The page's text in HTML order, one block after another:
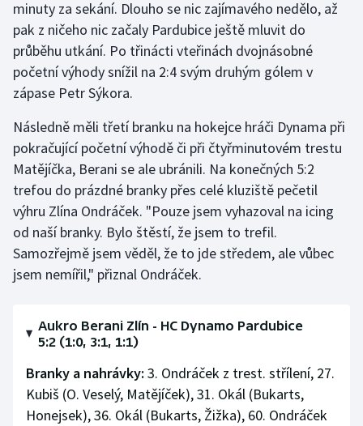
minuty za sekání. Dlouho se nic zajímavého nedělo, až
pak z ničeho nic začaly Pardubice ještě mluvit do
průběhu utkání. Po třinácti vteřinách dvojnásobné
početní výhody snížil na 2:4 svým druhým gólem v
zápase Petr Sýkora.
Následně měli třetí branku na hokejce hráči Dynama při
pokračující početní výhodě či při čtyřminutovém trestu
Matějíčka, Berani se ale ubránili. Na konečných 5:2
trefou do prázdné branky přes celé kluziště pečetil
výhru Zlína Ondráček. "Pouze jsem vyhazoval na icing
od naší branky. Bylo štěstí, že jsem to trefil.
Samozřejmě jsem věděl, že to jde středem, ale vůbec
jsem nemířil," přiznal Ondráček.
Aukro Berani Zlín - HC Dynamo Pardubice
5:2 (1:0, 3:1, 1:1)
Branky a nahrávky: 3. Ondráček z trest. střílení, 27.
Kubiš (O. Veselý, Matějíček), 31. Okál (Bukarts,
Honejsek), 36. Okál (Bukarts, Žižka), 60. Ondráček